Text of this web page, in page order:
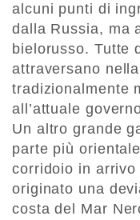
alcuni punti di
dalla Russia, ma
bielorusso. Tutte
attraversano
tradizionalmente
all’attuale
Un altro grande
parte più
corridoio in
originato una
costa del Mar